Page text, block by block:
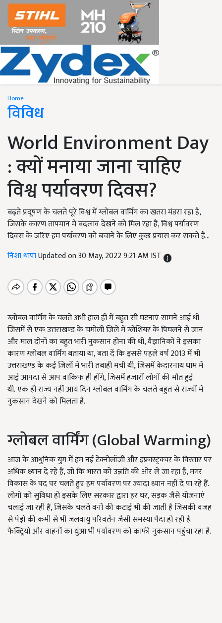
Home
विविध
World Environment Day
: क्यों मनाया जाना चाहिए
विश्व पर्यावरण दिवस?
बढ़ते प्रदूषण के चलते पूरे विश्व में ग्लोबल वार्मिंग का खतरा मंडरा रहा है,
जिसके कारण तापमान में बदलाव देखने को मिल रहा है, विश्व पर्यावरण
दिवस के जरिए हम पर्यावरण को बचाने के लिए कुछ प्रयास कर सकते हैं...
निशा थापाUpdated on 30 May, 2022 9:21 AM IST
ग्लोबल वार्मिंग के चलते अभी हाल ही में बहुत सी घटनाएं सामने आई थी
जिसमें से एक उत्तराखण्ड के चमोली जिले में ग्लेशियर के पिघलने से जान
और माल दोनों का बहुत भारी नुकसान होना की थी, वैज्ञानिकों ने इसका
कारण ग्लोबल वार्मिंग बताया था, बता दें कि इससे पहले वर्ष 2013 में भी
उत्तराखण्ड के कई जिलों में भारी तबाही मची थी, जिसमें केदारनाथ धाम में
आई आपदा से आप वाकिफ ही होंगे, जिसमें हजारों लोगों की मौत हुई
थी.एक ही राज्य नहीं आय दिन ग्लोबल वार्मिंग के चलते बहुत से राज्यों में
नुकसान देखने को मिलता है.
ग्लोबल वार्मिंग (Global Warming)
आज के आधुनिक युग में हम नईं टेक्नोलॉजी और इंफ्रास्ट्रक्चर के विस्तार पर
अधिक ध्यान दे रहे हैं, जो कि भारत को उन्नति की ओर ले जा रहा है, मगर
विकास के पद पर चलते हुए हम पर्यावरण पर ज्यादा ध्यान नहीं दे पा रहे हैं.
लोगों को सुविधा हो इसके लिए सरकार द्वारा हर घर, सड़क जैसे योजनाएं
चलाई जा रही हैं, जिसके चलते वनों की कटाई भी की जाती है जिसकी वजह
से पेड़ों की कमी से भी जलवायु परिवर्तन जैसी समस्या पैदा हो रही है.
फैक्ट्रियों और वाहनों का धुंआ भी पर्यावरण को काफी नुकसान पहुंचा रहा है.